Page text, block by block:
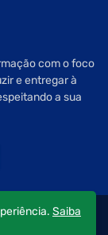
com o foco
e entregar à
a sua
reservados.
Saiba